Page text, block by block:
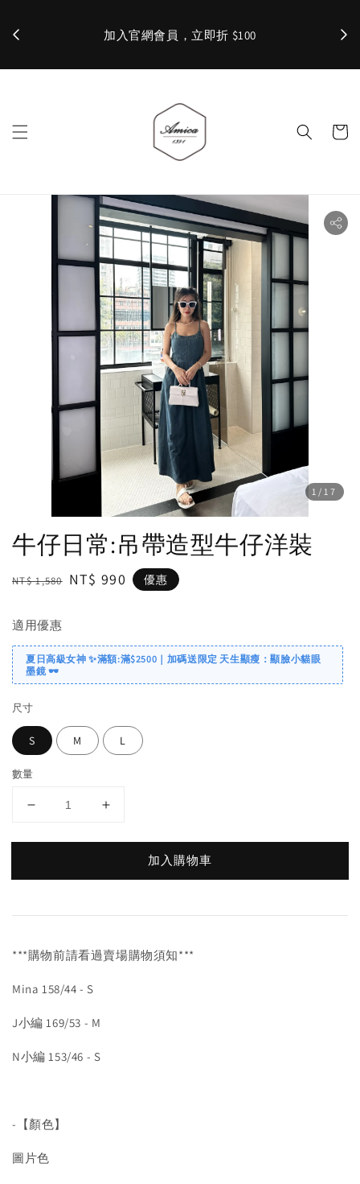
加入官網會員，立即折 $100 ✨
1 /17
牛仔日常:吊帶造型牛仔洋裝
Regular
NT$ 1,580 Sale
NT$ 990 優惠
適用優惠
夏日高級女神 ✨滿額:滿$2500｜加碼送限定 天生顯瘦：顯臉小貓眼
墨鏡 🕶️
尺寸
S M L
數量
加入購物車
***購物前請看過賣場購物須知***
Mina 158/44 - S
J小編 169/53 - M
N小編 153/46 - S
-【顏色】
圖片色